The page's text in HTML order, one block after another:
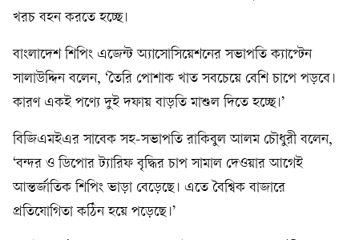
খরচ বহন করতে হচ্ছে।
বাংলাদেশ শিপিং এজেন্ট অ্যাসোসিয়েশনের সভাপতি ক্যাপ্টেন
সালাউদ্দিন বলেন, ‘তৈরি পোশাক খাত সবচেয়ে বেশি চাপে পড়বে।
কারণ একই পণ্যে দুই দফায় বাড়তি মাশুল দিতে হচ্ছে।’
বিজিএমইএর সাবেক সহ-সভাপতি রাকিবুল আলম চৌধুরী বলেন,
‘বন্দর ও ডিপোর ট্যারিফ বৃদ্ধির চাপ সামাল দেওয়ার আগেই
আন্তর্জাতিক শিপিং ভাড়া বেড়েছে। এতে বৈশ্বিক বাজারে
প্রতিযোগিতা কঠিন হয়ে পড়েছে।’